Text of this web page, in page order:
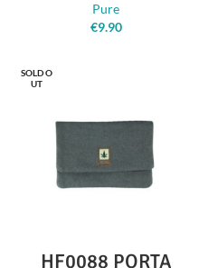
Pure
€9.90
SOLD O
UT
HF0088 PORTA